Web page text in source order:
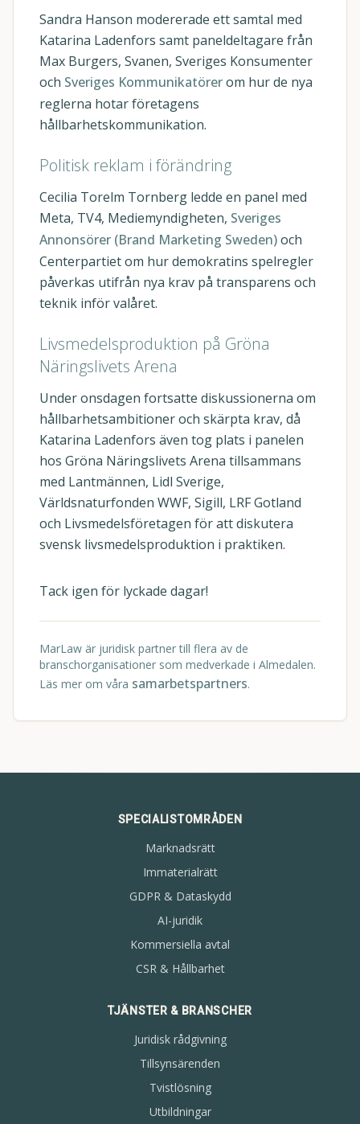
Sandra Hanson modererade ett samtal med
Katarina Ladenfors samt paneldeltagare från
Max Burgers, Svanen, Sveriges Konsumenter
och Sveriges Kommunikatörerom hur de nya
reglerna hotar företagens
hållbarhetskommunikation.
Politisk reklam i förändring
Cecilia Torelm Tornberg ledde en panel med
Meta, TV4, Mediemyndigheten, Sveriges
Annonsörer (Brand Marketing Sweden)och
Centerpartiet om hur demokratins spelregler
påverkas utifrån nya krav på transparens och
teknik inför valåret.
Livsmedelsproduktion på Gröna
Näringslivets Arena
Under onsdagen fortsatte diskussionerna om
hållbarhetsambitioner och skärpta krav, då
Katarina Ladenfors även tog plats i panelen
hos Gröna Näringslivets Arena tillsammans
med Lantmännen, Lidl Sverige,
Världsnaturfonden WWF, Sigill, LRF Gotland
och Livsmedelsföretagen för att diskutera
svensk livsmedelsproduktion i praktiken.
Tack igen för lyckade dagar!
MarLaw är juridisk partner till flera av de
branschorganisationer som medverkade i Almedalen.
Läs mer om våra samarbetspartners.
SPECIALISTOMRÅDEN
Marknadsrätt
Immaterialrätt
GDPR & Dataskydd
AI-juridik
Kommersiella avtal
CSR & Hållbarhet
TJÄNSTER & BRANSCHER
Juridisk rådgivning
Tillsynsärenden
Tvistlösning
Utbildningar